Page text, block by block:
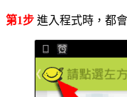
第1步 進入程式時，都